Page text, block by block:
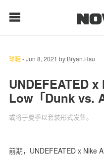
每
现
球鞋-Jun 8, 2021 by Bryan.Hsu
UNDEFEATED
Low「Dunk vs.
或将于夏季以套装形式发售。
前期，UNDEFEATED x Nike